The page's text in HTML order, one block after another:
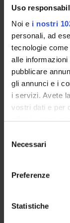
Uso
Noi e i nostri
personali, ad
tecnologie
alle
pubblicare
gli annunci e i
i servizi. Avete
vostri dati e per
privacy sono
modificare o
momento dalla
delNecessari
Preferenze
Statistiche
Greta
Maria Del Mar
Maria Carla Tafi
ATTIVITÀ